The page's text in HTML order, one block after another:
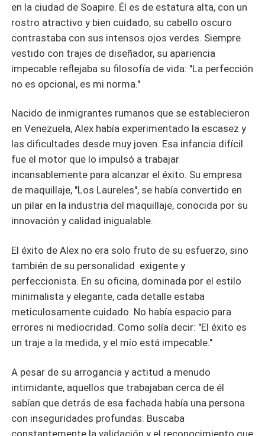
en la ciudad de Soapire. Él es de estatura alta, con un
rostro atractivo y bien cuidado, su cabello oscuro
contrastaba con sus intensos ojos verdes. Siempre
vestido con trajes de diseñador, su apariencia
impecable reflejaba su filosofía de vida: "La perfección
no es opcional, es mi norma."
Nacido de inmigrantes rumanos que se establecieron
en Venezuela, Alex había experimentado la escasez y
las dificultades desde muy joven. Esa infancia difícil
fue el motor que lo impulsó a trabajar
incansablemente para alcanzar el éxito. Su empresa
de maquillaje, "Los Laureles", se había convertido en
un pilar en la industria del maquillaje, conocida por su
innovación y calidad inigualable.
El éxito de Alex no era solo fruto de su esfuerzo, sino
también de su personalidad exigente y
perfeccionista. En su oficina, dominada por el estilo
minimalista y elegante, cada detalle estaba
meticulosamente cuidado. No había espacio para
errores ni mediocridad. Como solía decir: "El éxito es
un traje a la medida, y el mío está impecable."
A pesar de su arrogancia y actitud a menudo
intimidante, aquellos que trabajaban cerca de él
sabían que detrás de esa fachada había una persona
con inseguridades profundas. Buscaba